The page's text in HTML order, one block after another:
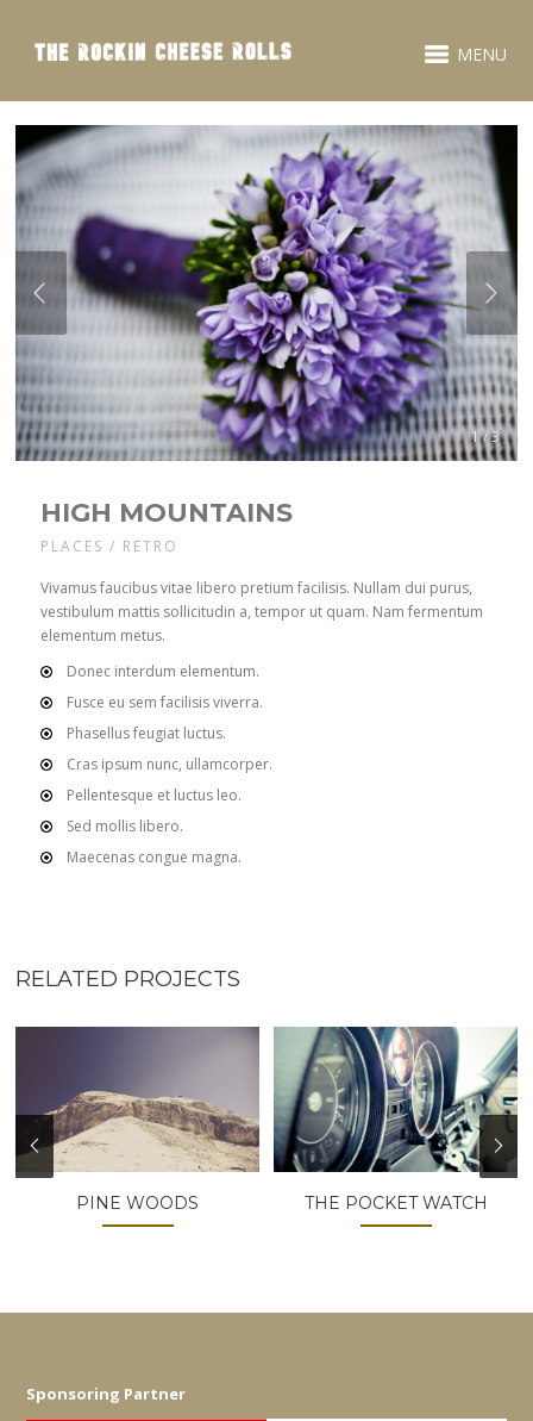
MENU
1 / 3
HIGH MOUNTAINS
PLACES / RETRO
Vivamus faucibus vitae libero pretium facilisis. Nullam dui purus,
vestibulum mattis sollicitudin a, tempor ut quam. Nam fermentum
elementum metus.
Donec interdum elementum.
Fusce eu sem facilisis viverra.
Phasellus feugiat luctus.
Cras ipsum nunc, ullamcorper.
Pellentesque et luctus leo.
Sed mollis libero.
Maecenas congue magna.
RELATED PROJECTS
PINE WOODS THE POCKET WATCH
Sponsoring Partner